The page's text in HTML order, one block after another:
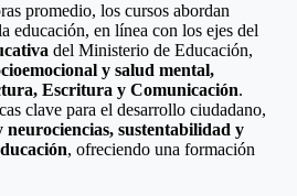
promedio, los cursos abordan
educación, en línea con los ejes del
del Ministerio de Educación,
y salud mental,
Escritura y Comunicación.
clave para el desarrollo ciudadano,
neurociencias, sustentabilidad y
, ofreciendo una formación